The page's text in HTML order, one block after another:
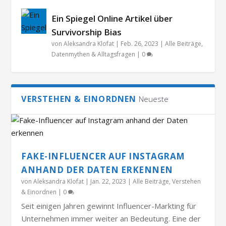
Ein Spiegel Online Artikel über
Survivorship Bias
vonAleksandra Klofat | Feb. 26, 2023 |Alle Beiträge,
Datenmythen & Alltagsfragen | 0
VERSTEHEN & EINORDNEN Neueste
FAKE-INFLUENCER AUF INSTAGRAM
ANHAND DER DATEN ERKENNEN
vonAleksandra Klofat | Jan. 22, 2023 |Alle Beiträge,Verstehen
& Einordnen | 0
Seit einigen Jahren gewinnt Influencer-Markting für
Unternehmen immer weiter an Bedeutung. Eine der